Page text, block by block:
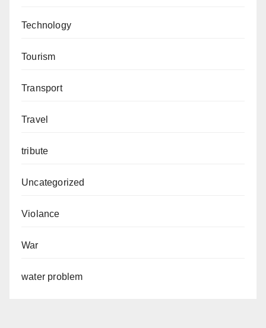
Technology
Tourism
Transport
Travel
tribute
Uncategorized
Violance
War
water problem